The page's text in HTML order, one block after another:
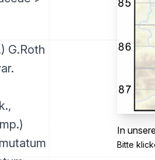
G.Roth
In
Bitte